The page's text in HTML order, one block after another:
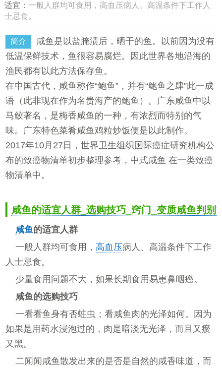
适宜： 一般人群均可食用，高血压病人、高温条件下工作人
士忌食。
简介
咸鱼是以盐腌渍后，晒干的鱼。以前因为没有
低温保鲜技术，鱼很容易腐烂。因此世界各地沿海的
渔民都有以此方法保存鱼。
在中国古代，咸鱼称作“鲍鱼”，并有“鲍鱼之肆”此一成
语（此非现在作为名贵海产的鲍鱼）。广东咸鱼中以
马鲛著名，是梅香咸鱼的一种，有浓烈而特别的气
味。广东特色菜肴咸鱼鸡粒炒饭便是以此制作。
2017年10月27日，世界卫生组织国际癌症研究机构公
布的致癌物清单初步整理参考，中式咸鱼 在一类致癌
物清单中。
咸鱼的适宜人群_选购技巧_窍门_变质咸鱼判别
咸鱼的适宜人群
一般人群均可食用，高血压病人、高温条件下工作
人士忌食。
少量食用问题不大，如果长期食用易患鼻咽癌。
咸鱼的选购技巧
一看看鱼身有否蛀虫；看咸鱼肉的光泽如何。因为
如果是用药水浸泡过的，肉是暗淡无光泽，而且又瘀
又黑。
二闻闻咸鱼散发出来的是否是自然的咸香味道，而